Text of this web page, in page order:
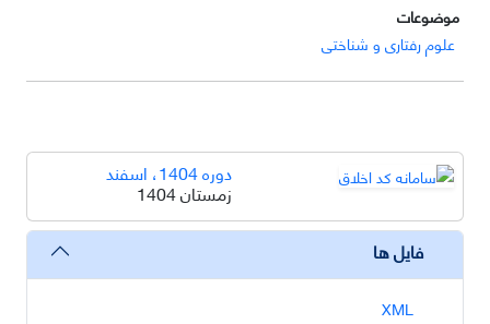
موضوعات
علوم رفتاری و شناختی
دوره 1404، اسفند
زمستان 1404
فایل ها
XML